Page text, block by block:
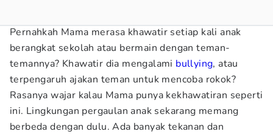
Pernahkah Mama merasa khawatir setiap kali anak
berangkat sekolah atau bermain dengan teman-
temannya? Khawatir dia mengalami bullying, atau
terpengaruh ajakan teman untuk mencoba rokok?
Rasanya wajar kalau Mama punya kekhawatiran seperti
ini. Lingkungan pergaulan anak sekarang memang
berbeda dengan dulu. Ada banyak tekanan dan